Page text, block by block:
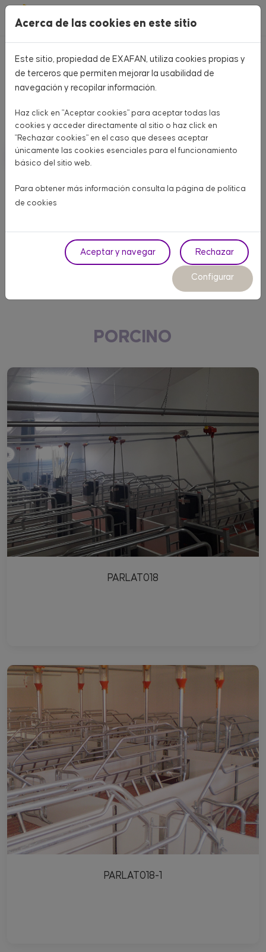
Pasar al contenido principal
Home CATÁLOGO PRODUCTOS
CATÁLOGO PRODUCTOS
Aquí encontrarás todo lo que necesitas para tu granja
AVÍCOLA PUESTA
OTROS ANIMALES
PORCINO
PARLAT018
PARLAT018-1
Acerca de las cookies en este sitio
Este sitio, propiedad de EXAFAN, utiliza cookies propias y
de terceros que permiten mejorar la usabilidad de
navegación y recopilar información.
Haz click en "Aceptar cookies" para aceptar todas las
cookies y acceder directamente al sitio o haz click en
"Rechazar cookies" en el caso que desees aceptar
únicamente las cookies esenciales para el funcionamiento
básico del sitio web.
Para obtener más información consulta la página de política
de cookies
Aceptar y navegar Rechazar
Configurar